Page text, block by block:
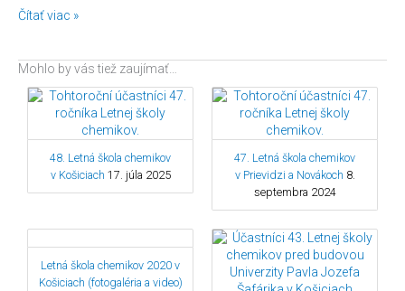
Čítať viac »
Mohlo by vás tiež zaujímať…
48. Letná škola chemikov
v Košiciach 17. júla 2025
47. Letná škola chemikov
v Prievidzi a Novákoch 8.
septembra 2024
Letná škola chemikov 2020 v
Košiciach (fotogaléria a video)